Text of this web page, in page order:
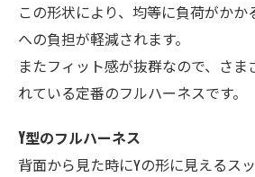
この形状により、均等に負荷がか
への負担が軽減されます。
またフィット感が抜群なので、さま
れている定番のフルハーネスです。
Y型のフルハーネス
背面から見た時にYの形に見えるス